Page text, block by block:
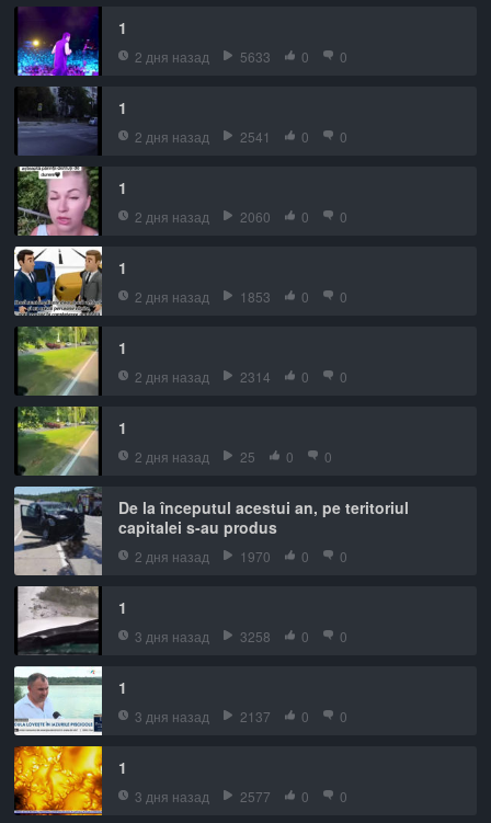
1
2 дня назад 5633 0 0
1
2 дня назад 2541 0 0
1
2 дня назад 2060 0 0
1
2 дня назад 1853 0 0
1
2 дня назад 2314 0 0
1
2 дня назад 25 0 0
De la începutul acestui an, pe teritoriul
capitalei s-au produs
2 дня назад 1970 0 0
1
3 дня назад 3258 0 0
1
3 дня назад 2137 0 0
1
3 дня назад 2577 0 0